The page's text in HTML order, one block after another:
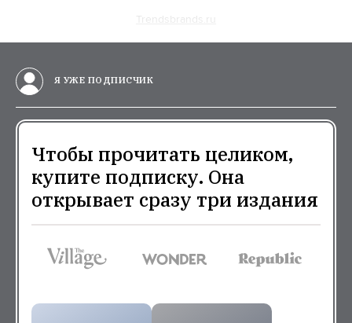
Trendsbrands.ru
Я УЖЕ ПОДПИСЧИК
Чтобы прочитать целиком,
купите подписку. Она
открывает сразу три издания